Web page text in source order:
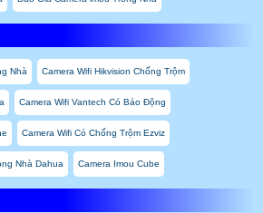
Nhà Camera Wifi Hikvision Chống Trộm
Camera Wifi Vantech Có Báo Động
Camera Wifi Có Chống Trộm Ezviz
Nhà Dahua Camera Imou Cube